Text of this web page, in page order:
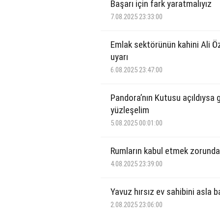
Başarı için fark yaratmalıyız
7.08.2025 23:33:00
Emlak sektörünün kahini Ali
uyarı
6.08.2025 23:47:00
Pandora’nın Kutusu
yüzleşelim
5.08.2025 00:01:00
Rumların kabul etmek
4.08.2025 23:39:00
Yavuz hırsız ev sahibini asla
2.08.2025 23:06:00